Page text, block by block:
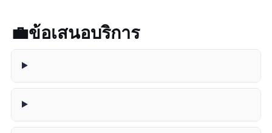
💼 ข้อเสนอบริการ